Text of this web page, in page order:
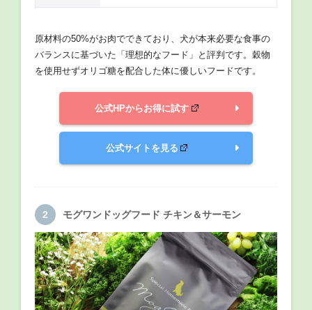
原材料の50%がお肉でできており、犬が本来必要な食事の
バランスに基づいた「理想的なフード」と評判です。穀物
を使用せずオリゴ糖を配合した体に優しいフードです。
公式HPからお得に試す
公式サイトを見る
モグワンドッグフード チキン＆サーモン